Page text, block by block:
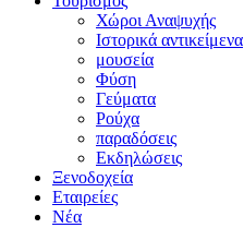
Χώροι Αναψυχής
Ιστορικά αντικείμενα
μουσεία
Φύση
Γεύματα
Ρούχα
παραδόσεις
Εκδηλώσεις
Ξενοδοχεία
Εταιρείες
Νέα